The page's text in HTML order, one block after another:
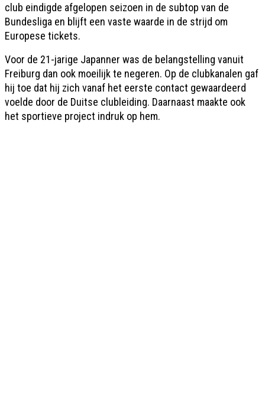
club eindigde afgelopen seizoen in de subtop van de
Bundesliga en blijft een vaste waarde in de strijd om
Europese tickets.
Voor de 21-jarige Japanner was de belangstelling vanuit
Freiburg dan ook moeilijk te negeren. Op de clubkanalen gaf
hij toe dat hij zich vanaf het eerste contact gewaardeerd
voelde door de Duitse clubleiding. Daarnaast maakte ook
het sportieve project indruk op hem.